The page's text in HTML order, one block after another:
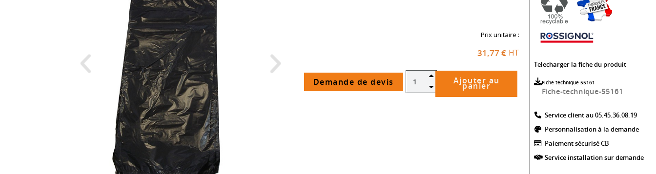
Prix unitaire :
31,77 € HT
Demande de devis Ajouter au
panier
Telecharger la fiche du produit
Fiche technique 55161
Fiche-technique-55161
Service client au 05.45.36.08.19​
Personnalisation à la demande
Paiement sécurisé CB​
Service installation sur demande